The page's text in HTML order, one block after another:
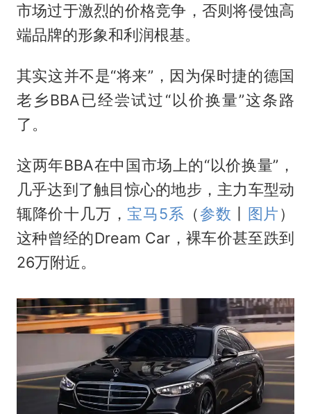
市场过于激烈的价格竞争，否则将侵蚀高
端品牌的形象和利润根基。
其实这并不是“将来”，因为保时捷的德国
老乡BBA已经尝试过“以价换量”这条路
了。
这两年BBA在中国市场上的“以价换量”，
几乎达到了触目惊心的地步，主力车型动
辄降价十几万， 宝马5系 （参数 图片）
这种曾经的Dream Car，裸车价甚至跌到
26万附近。